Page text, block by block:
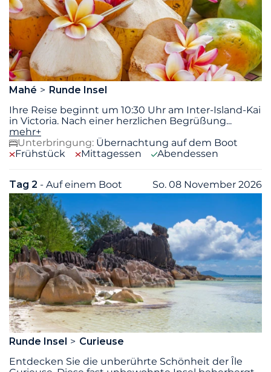
Mahé
Runde Insel
Ihre Reise beginnt um 10:30 Uhr am Inter-Island-Kai
in Victoria. Nach einer herzlichen Begrüßung...
mehr+
Unterbringung: Übernachtung auf dem Boot
Frühstück
Mittagessen Abendessen
Tag 2 - Auf einem Boot So. 08 November 2026
Runde Insel
Curieuse
Entdecken Sie die unberührte Schönheit der Île